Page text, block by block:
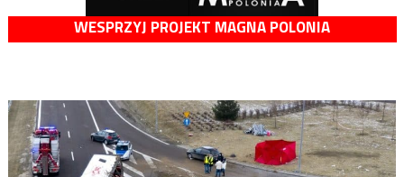
WESPRZYJ PROJEKT MAGNA POLONIA